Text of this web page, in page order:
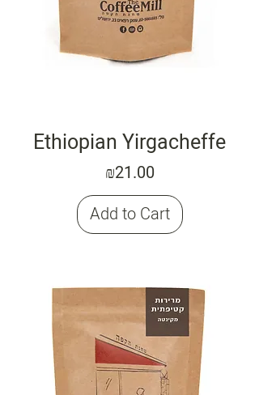
Ethiopian Yirgacheffe
Price
₪21.00
Add to Cart